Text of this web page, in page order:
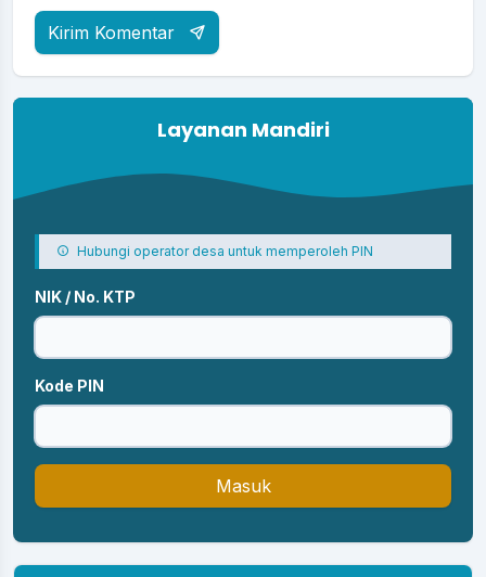
Kirim Komentar
Layanan Mandiri
Hubungi operator desa untuk memperoleh PIN
NIK / No. KTP
Kode PIN
Masuk